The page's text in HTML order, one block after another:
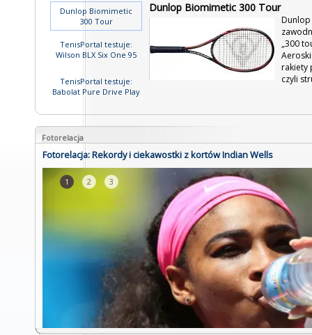
Dunlop Biomimetic
300 Tour
TenisPortal testuje:
Wilson BLX Six One 95
TenisPortal testuje:
Babolat Pure Drive Play
Dunlop Biomimetic 300 Tour
„300
rakiety
czyli
Fotorelacja
Fotorelacja: Rekordy i ciekawostki z kortów Indian Wells
1 2 3